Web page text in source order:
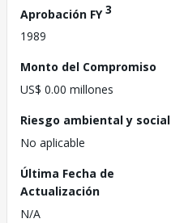
Aprobación FY3
1989
Monto del Compromiso
US$ 0.00 millones
Riesgo ambiental y social
No aplicable
Última Fecha de
Actualización
N/A